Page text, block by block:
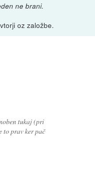
ne brani.
oz založbe.
tukaj (pri
to prav ker pač